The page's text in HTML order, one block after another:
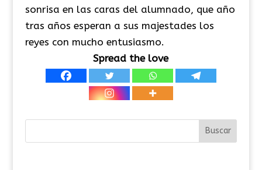
sonrisa en las caras del alumnado, que año
tras años esperan a sus majestades los
reyes con mucho entusiasmo.
Spread the love